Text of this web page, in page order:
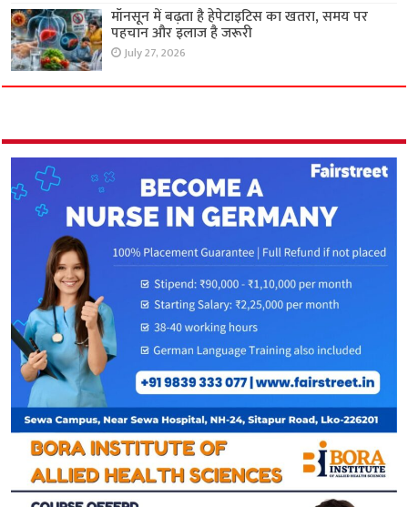
मॉनसून में बढ़ता है हेपेटाइटिस का खतरा, समय पर
पहचान और इलाज है जरूरी
July 27, 2026